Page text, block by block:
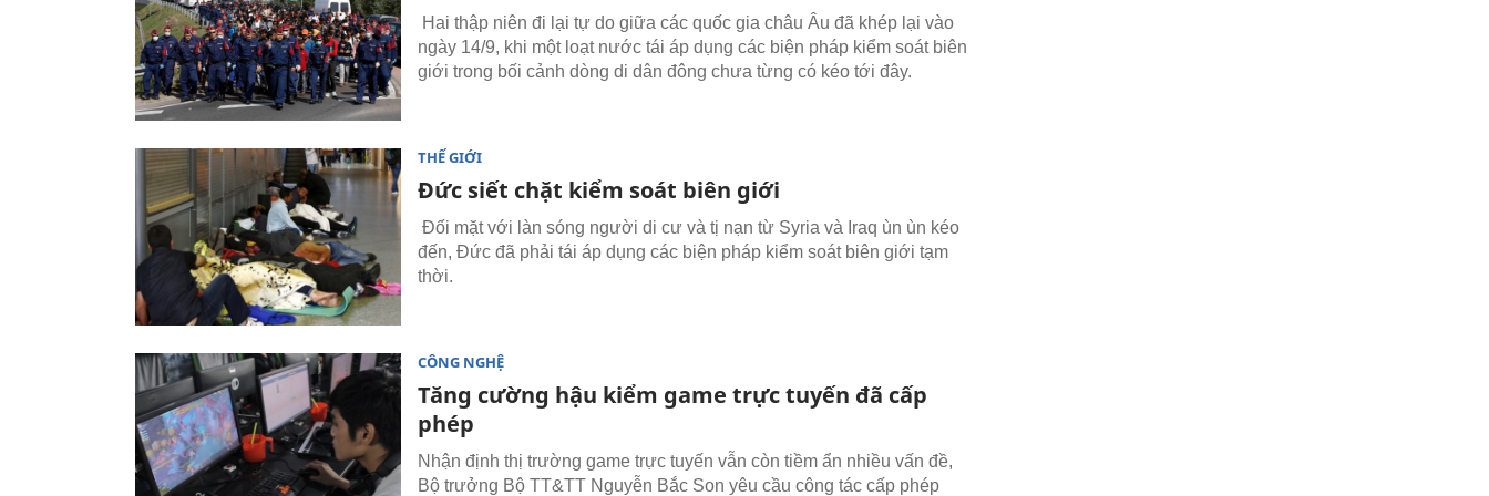
Hai thập niên đi lại tự do giữa các quốc gia châu Âu đã khép lại vào
ngày 14/9, khi một loạt nước tái áp dụng các biện pháp kiểm soát biên
giới trong bối cảnh dòng di dân đông chưa từng có kéo tới đây.
THẾ GIỚI
Đức siết chặt kiểm soát biên giới
Đối mặt với làn sóng người di cư và tị nạn từ Syria và Iraq ùn ùn kéo
đến, Đức đã phải tái áp dụng các biện pháp kiểm soát biên giới tạm
thời.
CÔNG NGHỆ
Tăng cường hậu kiểm game trực tuyến đã cấp
phép
Nhận định thị trường game trực tuyến vẫn còn tiềm ẩn nhiều vấn đề,
Bộ trưởng Bộ TT&TT Nguyễn Bắc Son yêu cầu công tác cấp phép